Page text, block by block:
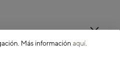
Más información aquí.